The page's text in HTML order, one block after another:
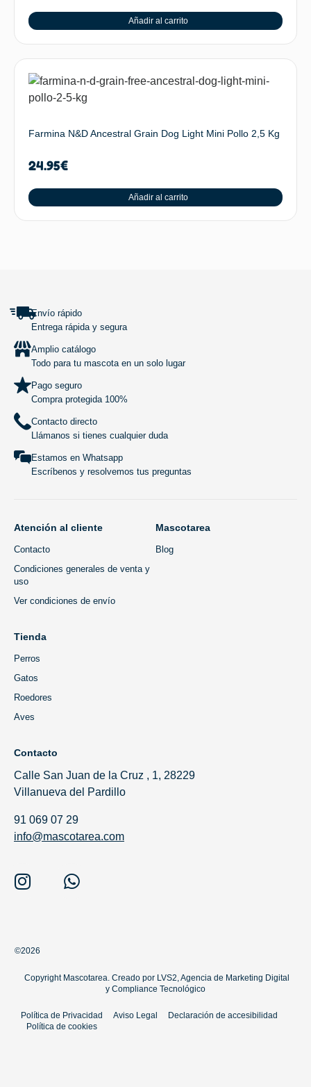
Añadir al carrito
Farmina N&D Ancestral Grain Dog Light Mini Pollo 2,5 Kg
24.95€
Añadir al carrito
Envío rápido
Entrega rápida y segura
Amplio catálogo
Todo para tu mascota en un solo lugar
Pago seguro
Compra protegida 100%
Contacto directo
Llámanos si tienes cualquier duda
Estamos en Whatsapp
Escríbenos y resolvemos tus preguntas
Atención al cliente
Contacto
Condiciones generales de venta y
uso
Ver condiciones de envío
Mascotarea
Blog
Tienda
Perros
Gatos
Roedores
Aves
Contacto
Calle San Juan de la Cruz , 1, 28229
Villanueva del Pardillo
91 069 07 29
info@mascotarea.com
©2026
Copyright Mascotarea. Creado porLVS2, Agencia de Marketing Digital
y Compliance Tecnológico
Política de Privacidad Aviso Legal
Declaración de accesibilidad
Política de cookies